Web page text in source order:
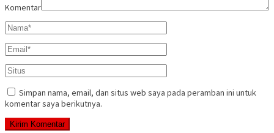
Komentar
Simpan nama, email, dan situs web saya pada peramban ini untuk
komentar saya berikutnya.